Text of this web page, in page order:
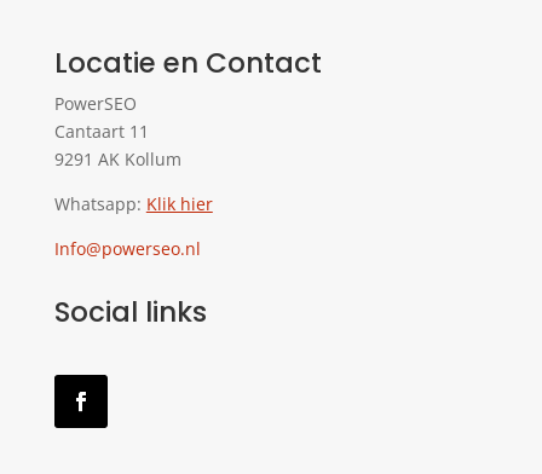
Locatie en Contact
PowerSEO
Cantaart 11
9291 AK Kollum
Whatsapp: Klik hier
Info@powerseo.nl
Social links